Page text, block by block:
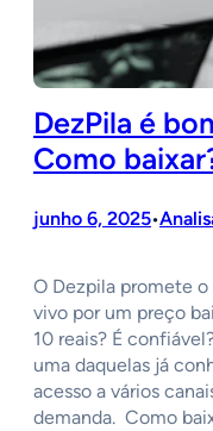
DezPila é
Como
junho 6, 2025•
O Dezpila promete o
vivo por um preço
10 reais? É
uma daquelas já
acesso a vários
demanda. Como